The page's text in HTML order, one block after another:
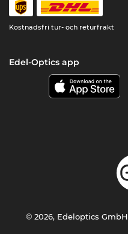
Kostnadsfri tur- och returfrakt
Edel-Optics app
© 2026, Edeloptics